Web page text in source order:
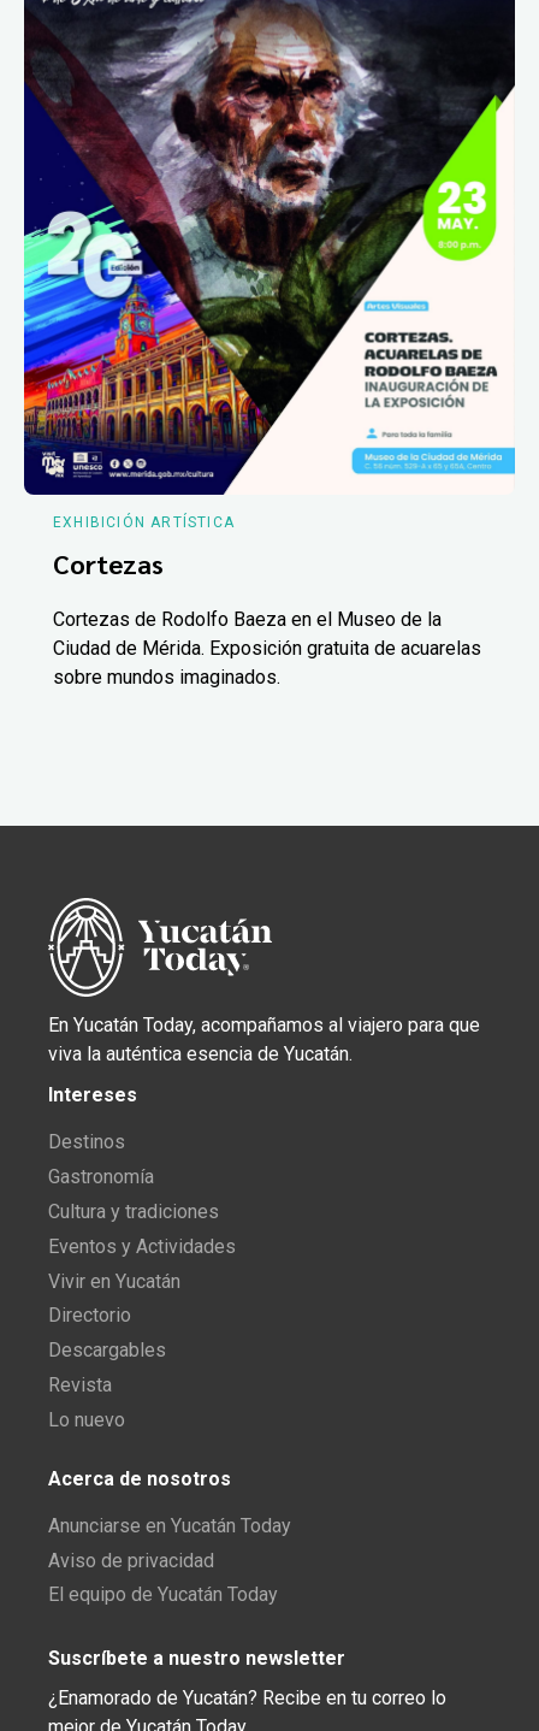
EXHIBICIÓN ARTÍSTICA
Cortezas
Cortezas de Rodolfo Baeza en el Museo de la
Ciudad de Mérida. Exposición gratuita de acuarelas
sobre mundos imaginados.
En Yucatán Today, acompañamos al viajero para que
viva la auténtica esencia de Yucatán.
Intereses
Destinos
Gastronomía
Cultura y tradiciones
Eventos y Actividades
Vivir en Yucatán
Directorio
Descargables
Revista
Lo nuevo
Acerca de nosotros
Anunciarse en Yucatán Today
Aviso de privacidad
El equipo de Yucatán Today
Suscríbete a nuestro newsletter
¿Enamorado de Yucatán? Recibe en tu correo lo